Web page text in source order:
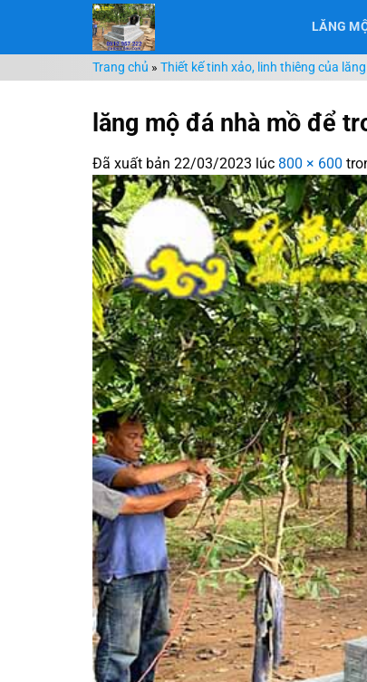
nội
dung
LĂNG
Trang chủ » Thiết kế tinh xảo, linh thiêng của
lăng mộ đá nhà mồ để
Đã xuất bản 22/03/2023 lúc 800 × 600